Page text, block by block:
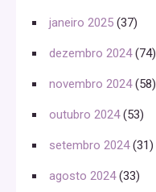
janeiro 2025 (37)
dezembro 2024(74)
novembro 2024(58)
outubro 2024(53)
setembro 2024(31)
agosto 2024(33)